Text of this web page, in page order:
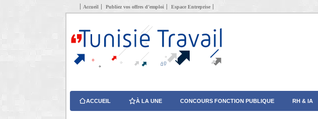
Accueil Publiez vos offres d’emploi Espace Entreprise
ACCUEIL À LA UNE CONCOURS FONCTION PUBLIQUE RH & IA